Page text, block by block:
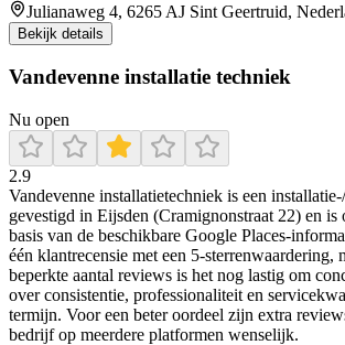
Julianaweg 4, 6265 AJ Sint Geertruid,
Bekijk details
Vandevenne installatie techniek
Nu open
2.9
Vandevenne installatietechniek is een
gevestigd in Eijsden (Cramignonstraat 22) en is
basis van de beschikbare Google Places-
één klantrecensie met een 5-sterrenwaardering,
beperkte aantal reviews is het nog lastig om
over consistentie, professionaliteit en
termijn. Voor een beter oordeel zijn extra
bedrijf op meerdere platformen wenselijk.